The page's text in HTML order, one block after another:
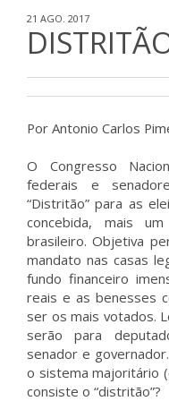
21 AGO. 2017
Por Antonio Carlos
O Congresso
federais e
“Distritão” para as
concebida, mais
brasileiro. Objetiva
mandato nas casas
fundo financeiro
reais e as benesses
ser os mais votados.
serão para
senador e
o sistema majoritário
consiste o “distritão”?